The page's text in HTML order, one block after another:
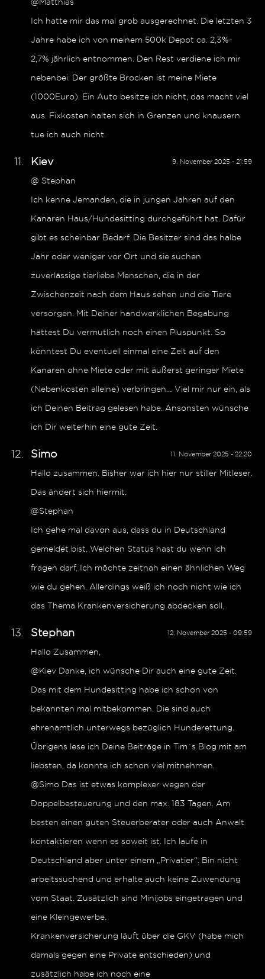
Ich hatte mir das mal grob ausgerechnet. Die letzten 3
Jahre habe ich von meinem 500k Depot ca. 2,3%-
2,7% jährlich entnommen. Den Rest verdiene ich mir
nebenbei. Der größte Brocken ist meine Miete
(1000Euro). Ein Auto besitze ich nicht, das macht viel
aus. Fixkosten halten sich in Grenzen und knausern
tue ich auch nicht.
9. November 2025 - 21:59
Kiev
@ Stephan
Ich kenne Jemanden, die in jungen Jahren auf den
Kanaren Haus/Hundesitting durchgeführt hat. Dafür
gibt es scheinbar Bedarf. Die Besitzer sind das halbe
Jahr oder weniger vor Ort und sie suchen
zuverlässige tierliebe Menschen, die in der
Zwischenzeit nach dem Haus sehen und die Tiere
versorgen. Mit Deiner handwerklichen Begabung
hättest Du vermutlich noch einen Pluspunkt. So
könntest Du eventuell einmal eine Zeit auf den
Kanaren ohne Miete oder mit äußerst geringer Miete
(Nebenkosten alleine) verbringen… Viel mir nur ein, als
ich Deinen Beitrag gelesen habe. Ansonsten wünsche
ich Dir weiterhin eine gute Zeit.
11. November 2025 - 22:20
Simo
Hallo zusammen. Bisher war ich hier nur stiller Mitleser.
Das ändert sich hiermit.
@Stephan
Ich gehe mal davon aus, dass du in Deutschland
gemeldet bist. Welchen Status hast du wenn ich
fragen darf. Ich möchte zeitnah einen ähnlichen Weg
wie du gehen. Allerdings weiß ich noch nicht wie ich
das Thema Krankenversicherung abdecken soll.
12. November 2025 - 09:59
Stephan
Hallo Zusammen,
@Kiev Danke, ich wünsche Dir auch eine gute Zeit.
Das mit dem Hundesitting habe ich schon von
bekannten mal mitbekommen. Die sind auch
ehrenamtlich unterwegs bezüglich Hunderettung.
Übrigens lese ich Deine Beiträge in Tim´s Blog mit am
liebsten, da konnte ich schon viel mitnehmen.
@Simo Das ist etwas komplexer wegen der
Doppelbesteuerung und den max. 183 Tagen. Am
besten einen guten Steuerberater oder auch Anwalt
kontaktieren wenn es soweit ist. Ich laufe in
Deutschland aber unter einem „Privatier“. Bin nicht
arbeitssuchend und erhalte auch keine Zuwendung
vom Staat. Zusätzlich sind Minijobs eingetragen und
eine Kleingewerbe.
Krankenversicherung läuft über die GKV (habe mich
damals gegen eine Private entschieden) und
zusätzlich habe ich noch eine